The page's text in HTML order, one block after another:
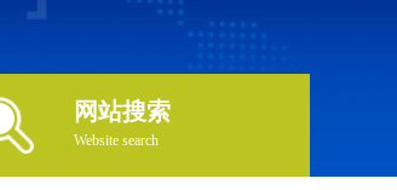
网站搜索
Website search